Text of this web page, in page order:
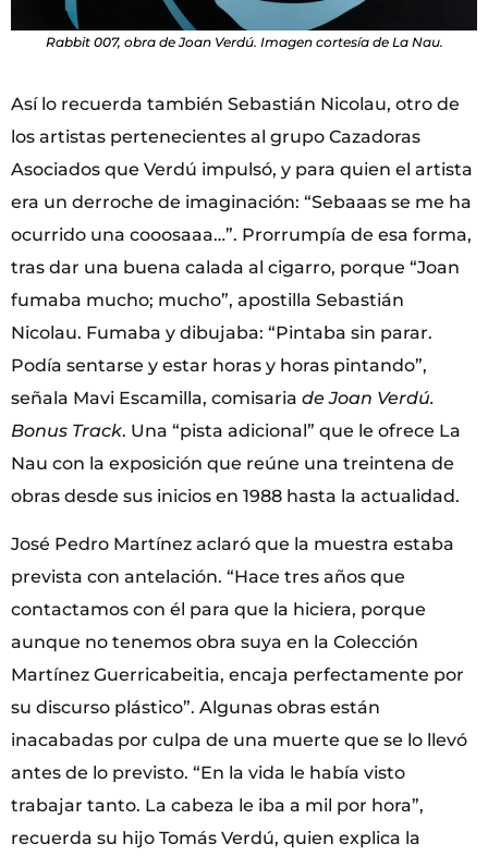
Rabbit 007, obra de Joan Verdú. Imagen cortesía de La Nau.
Así lo recuerda también Sebastián Nicolau, otro de
los artistas pertenecientes al grupo Cazadoras
Asociados que Verdú impulsó, y para quien el artista
era un derroche de imaginación: “Sebaaas se me ha
ocurrido una cooosaaa…”. Prorrumpía de esa forma,
tras dar una buena calada al cigarro, porque “Joan
fumaba mucho; mucho”, apostilla Sebastián
Nicolau. Fumaba y dibujaba: “Pintaba sin parar.
Podía sentarse y estar horas y horas pintando”,
señala Mavi Escamilla, comisaria de Joan Verdú.
Bonus Track. Una “pista adicional” que le ofrece La
Nau con la exposición que reúne una treintena de
obras desde sus inicios en 1988 hasta la actualidad.
José Pedro Martínez aclaró que la muestra estaba
prevista con antelación. “Hace tres años que
contactamos con él para que la hiciera, porque
aunque no tenemos obra suya en la Colección
Martínez Guerricabeitia, encaja perfectamente por
su discurso plástico”. Algunas obras están
inacabadas por culpa de una muerte que se lo llevó
antes de lo previsto. “En la vida le había visto
trabajar tanto. La cabeza le iba a mil por hora”,
recuerda su hijo Tomás Verdú, quien explica la